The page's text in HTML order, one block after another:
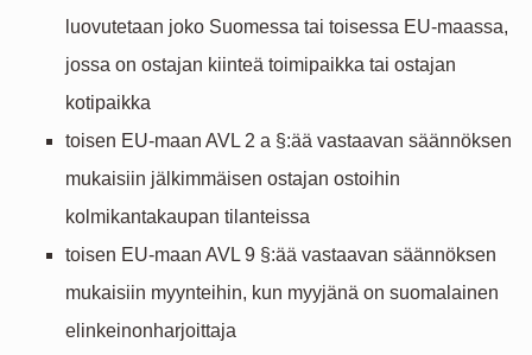
luovutetaan joko Suomessa tai toisessa EU-maassa,
jossa on ostajan kiinteä toimipaikka tai ostajan
kotipaikka
toisen EU-maan AVL 2 a §:ää vastaavan säännöksen
mukaisiin jälkimmäisen ostajan ostoihin
kolmikantakaupan tilanteissa
toisen EU-maan AVL 9 §:ää vastaavan säännöksen
mukaisiin myynteihin, kun myyjänä on suomalainen
elinkeinonharjoittaja